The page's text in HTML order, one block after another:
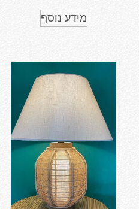
מידע נוסף